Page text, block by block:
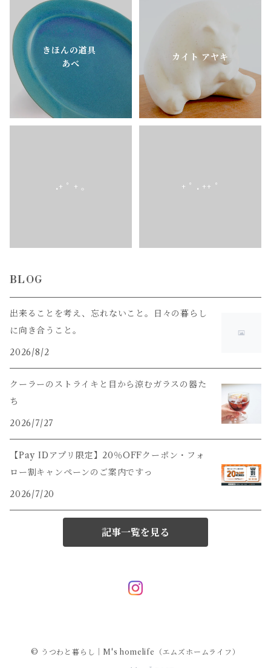
きほんの道具
あべ
カイト アヤキ
.+ ﾟ + ｡ + ﾟ . ++ ﾟ
BLOG
出来ることを考え、忘れないこと。日々の暮らし
に向き合うこと。
2026/8/2
クーラーのストライキと目から涼むガラスの器た
ち
2026/7/27
【Pay IDアプリ限定】20％OFFクーポン・フォ
ロー割キャンペーンのご案内ですっ
2026/7/20
記事一覧を見る
© うつわと暮らし｜M's homelife（エムズホームライフ）